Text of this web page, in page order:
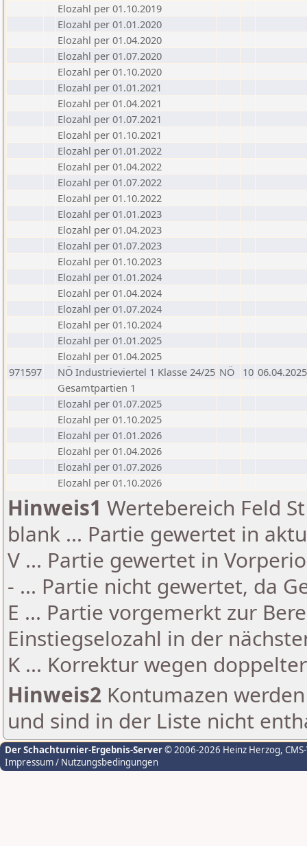
Elozahl per 01.10.2019
Elozahl per 01.01.2020
Elozahl per 01.04.2020
Elozahl per 01.07.2020
Elozahl per 01.10.2020
Elozahl per 01.01.2021
Elozahl per 01.04.2021
Elozahl per 01.07.2021
Elozahl per 01.10.2021
Elozahl per 01.01.2022
Elozahl per 01.04.2022
Elozahl per 01.07.2022
Elozahl per 01.10.2022
Elozahl per 01.01.2023
Elozahl per 01.04.2023
Elozahl per 01.07.2023
Elozahl per 01.10.2023
Elozahl per 01.01.2024
Elozahl per 01.04.2024
Elozahl per 01.07.2024
Elozahl per 01.10.2024
Elozahl per 01.01.2025
Elozahl per 01.04.2025
971597
NÖ Industrieviertel 1 Klasse 24/25 NÖ 10 06.04.2025
Gesamtpartien 1
Elozahl per 01.07.2025
Elozahl per 01.10.2025
Elozahl per 01.01.2026
Elozahl per 01.04.2026
Elozahl per 01.07.2026
Elozahl per 01.10.2026
Hinweis1 Wertebereich Feld
blank ... Partie gewertet in
V ... Partie gewertet in
- ... Partie nicht gewertet, da
E ... Partie vorgemerkt zur
Einstiegselozahl in der
K ... Korrektur wegen
Hinweis2 Kontumazen
und sind in der Liste nicht
Der Schachturnier-Ergebnis-Server© 2006-2026 Heinz Herzog,
Impressum / Nutzungsbedingungen